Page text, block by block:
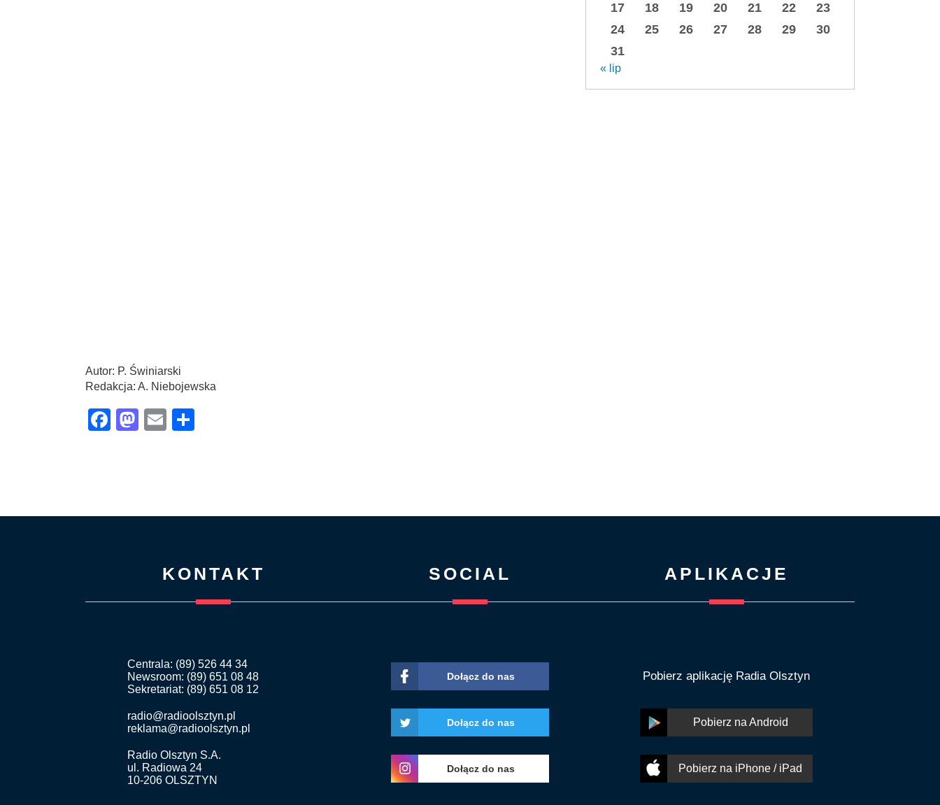
Autor: P. Świniarski
Redakcja: A. Niebojewska
Facebook
Mastodon
Email
17
18 19 20 21 22
23
24
25 26 27 28 29
30
31
« lip
KONTAKT
Centrala: (89) 526 44 34
Newsroom: (89) 651 08 48
Sekretariat: (89) 651 08 12
radio@radioolsztyn.pl
reklama@radioolsztyn.pl
Radio Olsztyn S.A.
ul. Radiowa 24
10-206 OLSZTYN
SOCIAL
Dołącz do nas
Dołącz do nas
Dołącz do nas
APLIKACJE
Pobierz aplikację Radia Olsztyn
Pobierz na Android
Pobierz na iPhone / iPad